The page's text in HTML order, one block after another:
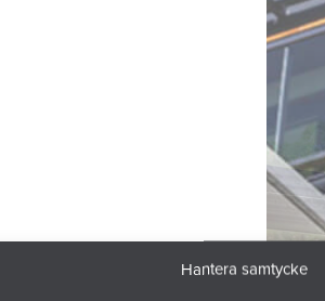
Hantera samtycke